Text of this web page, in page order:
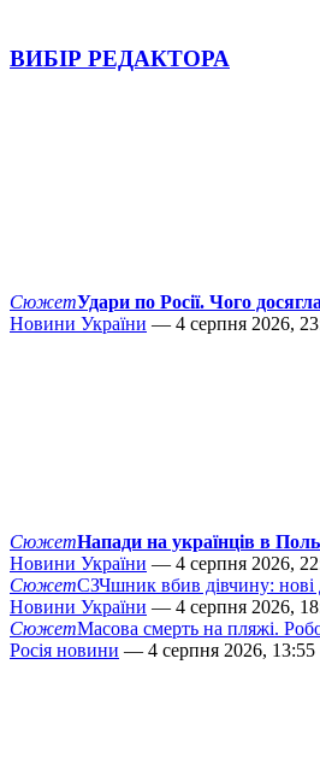
ВИБІР РЕДАКТОРА
СюжетУдари по Росії. Чого
Новини України — 4 серпня 2026,
СюжетНапади на українців в
Новини України — 4 серпня 2026,
СюжетСЗЧшник вбив дівчину: нові
Новини України — 4 серпня 2026,
СюжетМасова смерть на пляжі.
Росія новини — 4 серпня 2026, 13:55